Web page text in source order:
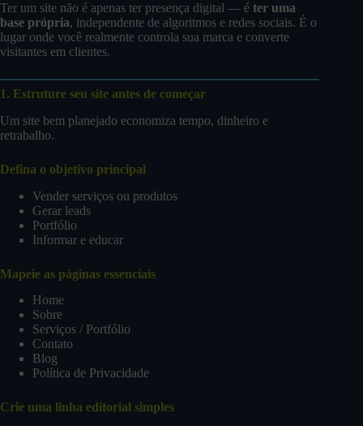
Ter um site não é apenas ter presença digital — é ter uma
base própria, independente de algoritmos e redes sociais. É o
lugar onde você realmente controla sua marca e converte
visitantes em clientes.
1. Estruture seu site antes de começar
Um site bem planejado economiza tempo, dinheiro e
retrabalho.
Defina o objetivo principal
Vender serviços ou produtos
Gerar leads
Portfólio
Informar e educar
Mapeie as páginas essenciais
Home
Sobre
Serviços / Portfólio
Contato
Blog
Política de Privacidade
Crie uma linha editorial simples